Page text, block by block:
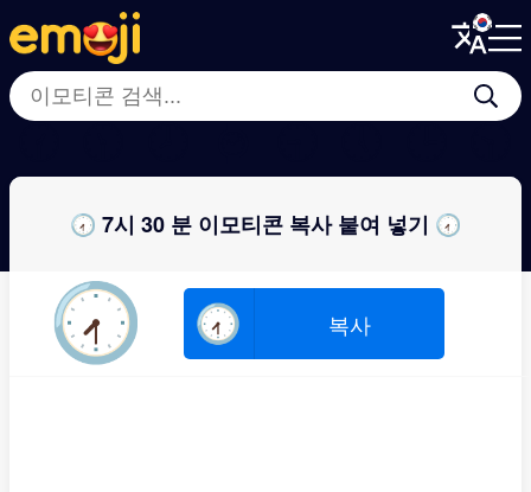
Menu
Close
Menu
Close
🕢 7시 30 분 이모티콘 복사 붙여 넣기 🕢
🕢 🕢 복사